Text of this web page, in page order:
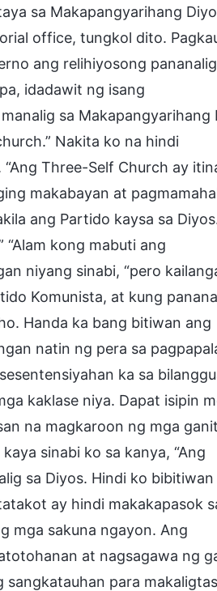
sa Makapangyarihang
office, tungkol dito.
ang relihiyosong
idadawit ng isang
sa Makapangyarihang
Nakita ko na hindi
Three-Self Church ay
makabayan at
ang Partido kaysa sa
kong mabuti ang
niyang sinabi, “pero
Komunista, at kung
Handa ka bang bitiwan ang
natin ng pera sa
ka sa
kaklase niya. Dapat isipin
na magkaroon ng mga
sinabi ko sa kanya, “Ang
sa Diyos. Hindi ko bibitiwan
ay hindi makakapasok
mga sakuna ngayon. Ang
at nagsagawa ng
sangkatauhan para